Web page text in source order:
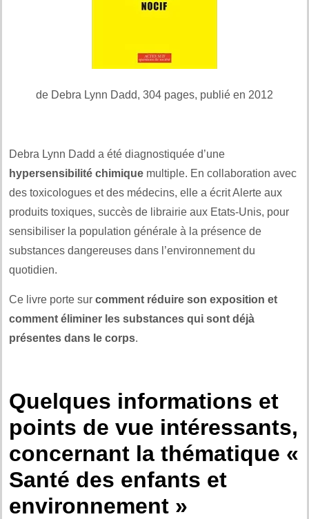
de Debra Lynn Dadd, 304 pages, publié en 2012
Debra Lynn Dadd a été diagnostiquée d’une
hypersensibilité chimique multiple. En collaboration avec
des toxicologues et des médecins, elle a écrit Alerte aux
produits toxiques, succès de librairie aux Etats-Unis, pour
sensibiliser la population générale à la présence de
substances dangereuses dans l’environnement du
quotidien.
Ce livre porte sur comment réduire son exposition et
comment éliminer les substances qui sont déjà
présentes dans le corps.
Quelques informations et
points de vue intéressants,
concernant la thématique «
Santé des enfants et
environnement »